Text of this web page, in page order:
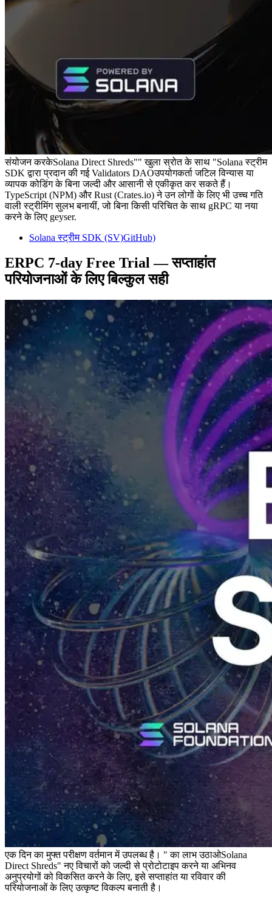
संयोजन करकेSolana Direct Shreds"" खुला स्रोत के साथ "Solana स्ट्रीम
SDK द्वारा प्रदान की गई Validators DAOउपयोगकर्ता जटिल विन्यास या
व्यापक कोडिंग के बिना जल्दी और आसानी से एकीकृत कर सकते हैं।
TypeScript (NPM) और Rust (Crates.io) ने उन लोगों के लिए भी उच्च गति
वाली स्ट्रीमिंग सुलभ बनायीं, जो बिना किसी परिचित के साथ gRPC या नया
करने के लिए geyser.
Solana स्ट्रीम SDK (SV)GitHub)
ERPC 7-day Free Trial — सप्ताहांत
परियोजनाओं के लिए बिल्कुल सही
एक दिन का मुफ्त परीक्षण वर्तमान में उपलब्ध है। " का लाभ उठाओSolana
Direct Shreds" नए विचारों को जल्दी से प्रोटोटाइप करने या अभिनव
अनुप्रयोगों को विकसित करने के लिए, इसे सप्ताहांत या रविवार की
परियोजनाओं के लिए उत्कृष्ट विकल्प बनाती है।